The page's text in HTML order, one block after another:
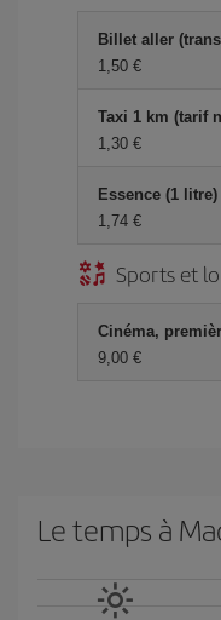
Billet aller
1,50 €
Taxi 1 km (tarif
1,30 €
Essence (1 litre)
1,74 €
Sports et
Cinéma,
9,00 €
Le temps à